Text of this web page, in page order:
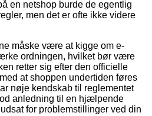
en netshop burde de egentlig
men det er ofte ikke videre
måske være at kigge om e-
ordningen, hvilket bør være
retter sig efter den officielle
at shoppen undertiden føres
nøje kendskab til reglementet
anledning til en hjælpende
for problemstillinger ved din